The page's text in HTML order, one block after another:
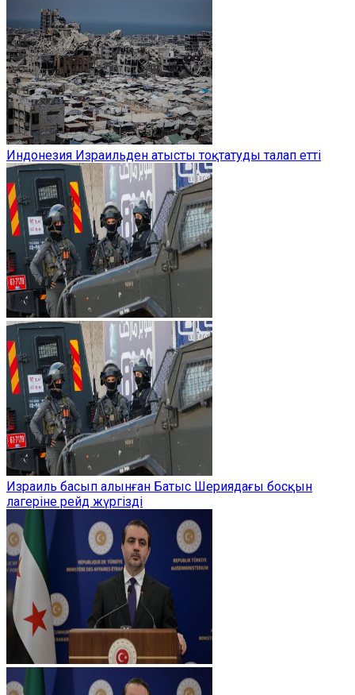
Индонезия Израильден атысты тоқтатуды талап етті
Израиль басып алынған Батыс Шериядағы босқын
лагеріне рейд жүргізді